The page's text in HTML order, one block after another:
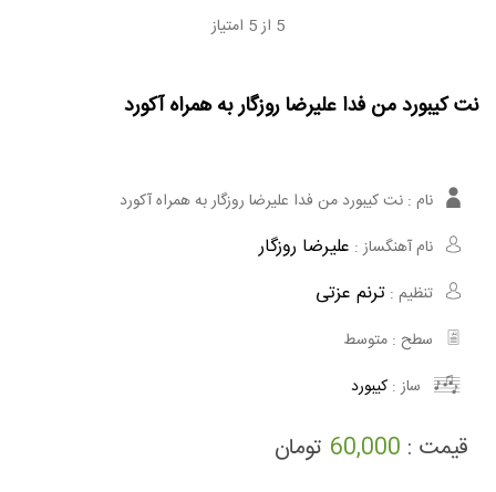
5 از 5 امتیاز
نت کیبورد من فدا علیرضا روزگار به همراه آکورد
نام : نت کیبورد من فدا علیرضا روزگار به همراه آکورد
نام آهنگساز : علیرضا روزگار
تنظیم : ترنم عزتی
سطح : متوسط
ساز : کیبورد
قیمت : 60,000 تومان